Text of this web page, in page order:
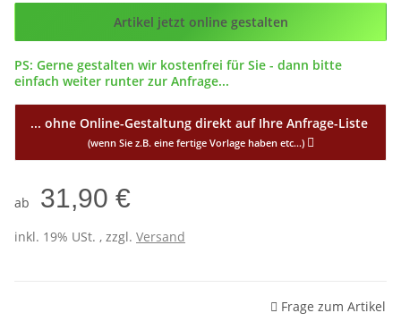
Config_ID
Artikel jetzt online gestalten
PS: Gerne gestalten wir kostenfrei für Sie - dann bitte
einfach weiter runter zur Anfrage...
... ohne Online-Gestaltung direkt auf Ihre Anfrage-Liste
(wenn Sie z.B. eine fertige Vorlage haben etc...)
ab 31,90 €
inkl. 19% USt. , zzgl. Versand
Frage zum Artikel